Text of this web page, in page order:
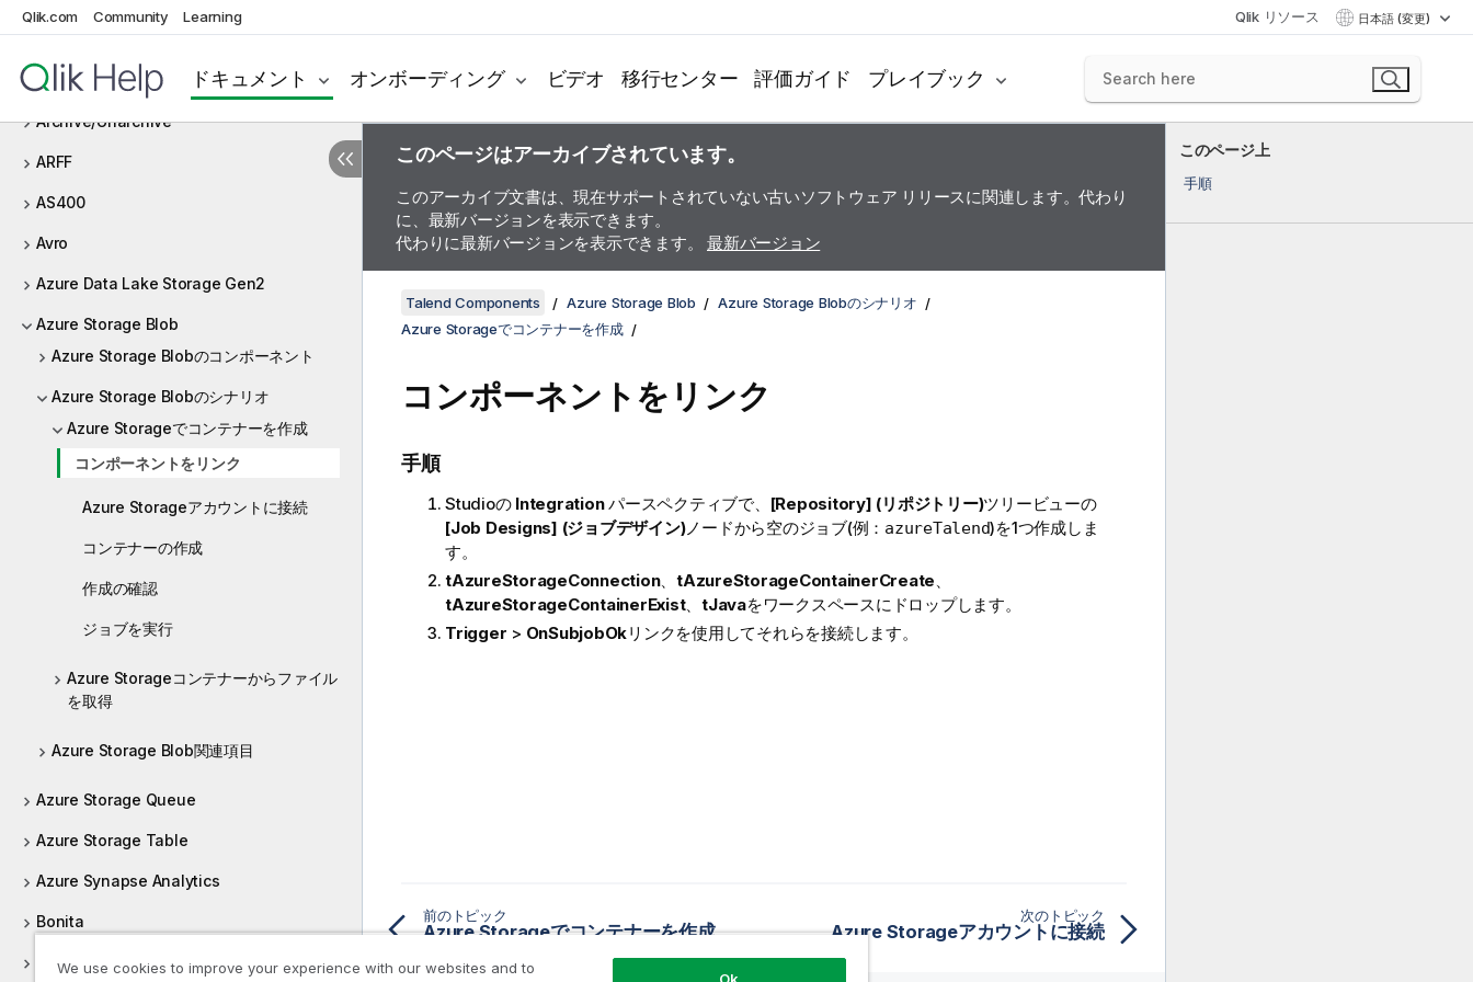
Qlik.com Community Learning Qlik リソース 日本語 (変更)
ドキュメント オンボーディング ビデオ 移行センター 評価ガイド プレイブック
Amazon SQS
Apache log
Archive/Unarchive
ARFF
AS400
Avro
Azure Data Lake Storage Gen2
Azure Storage Blob
Azure Storage Blobのコンポーネント
Azure Storage Blobのシナリオ
Azure Storageでコンテナーを作成
コンポーネントをリンク
Azure Storageアカウントに接続
コンテナーの作成
作成の確認
ジョブを実行
Azure Storageコンテナーからファイル
を取得
Azure Storage Blob関連項目
Azure Storage Queue
Azure Storage Table
Azure Synapse Analytics
Bonita
Box
このページ上
手順
このページはアーカイブされています。
このアーカイブ文書は、現在サポートされていない古いソフトウェア リリースに関連します。代わり
に、最新バージョンを表示できます。
代わりに最新バージョンを表示できます。 最新バージョン
Talend Components Azure Storage Blob
Azure Storage Blobのシナリオ
Azure Storageでコンテナーを作成
コンポーネントをリンク
手順
Studioの Integrationパースペクティブで、 [Repository] (リポジトリー)ツリービューの
[Job Designs] (ジョブデザイン)ノードから空のジョブ(例： azureTalend)を1つ作成しま
す。
tAzureStorageConnection、 tAzureStorageContainerCreate、
tAzureStorageContainerExist、 tJavaをワークスペースにドロップします。
Trigger > OnSubjobOkリンクを使用してそれらを接続します。
前のトピック
Azure Storageでコンテナーを作成
次のトピック
Azure Storageアカウントに接続
We use cookies to improve your experience with our websites and to